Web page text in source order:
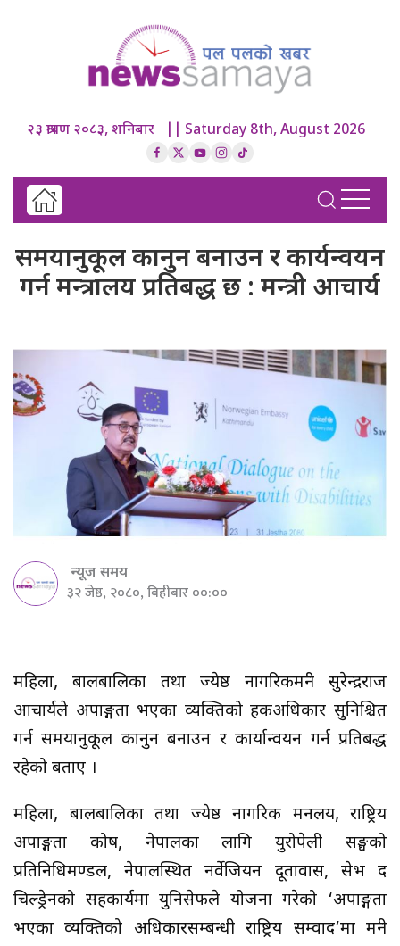
२३ श्रावण २०८३, शनिबार || Saturday 8th, August 2026
समयानुकूल कानुन बनाउन र कार्यन्वयन
गर्न मन्त्रालय प्रतिबद्ध छ : मन्त्री आचार्य
न्यूज समय
३२ जेष्ठ, २०८०, बिहीबार ००:००
महिला, बालबालिका तथा ज्येष्ठ नागरिकमन्त्री सुरेन्द्रराज
आचार्यले अपाङ्गता भएका व्यक्तिको हकअधिकार सुनिश्चित
गर्न समयानुकूल कानुन बनाउन र कार्यान्वयन गर्न प्रतिबद्ध
रहेको बताए ।
महिला, बालबालिका तथा ज्येष्ठ नागरिक मन्त्रालय, राष्ट्रिय
अपाङ्गता कोष, नेपालका लागि युरोपेली सङ्घको
प्रतिनिधिमण्डल, नेपालस्थित नर्वेजियन दूतावास, सेभ द
चिल्ड्रेनको सहकार्यमा युनिसेफले योजना गरेको ‘अपाङ्गता
भएका व्यक्तिको अधिकारसम्बन्धी राष्ट्रिय सम्वाद’मा मन्त्री